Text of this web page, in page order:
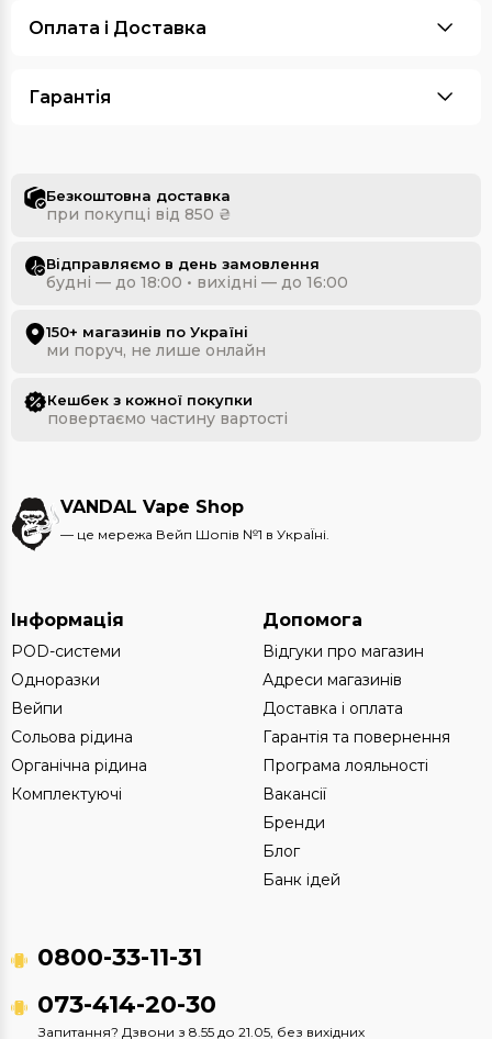
Оплата i Доставка
Гарантія
Безкоштовна доставка
при покупці від 850 ₴
Відправляємо в день замовлення
будні — до 18:00 • вихідні — до 16:00
150+ магазинів по Україні
ми поруч, не лише онлайн
Кешбек з кожної покупки
повертаємо частину вартості
VANDAL Vape Shop
— це мережа Вейп Шопів №1 в УкраЇні.
Інформація
POD-системи
Одноразки
Вейпи
Сольова рідина
Органічна рідина
Комплектуючі
Допомога
Відгуки про магазин
Адреси магазинів
Доставка і оплата
Гарантія та повернення
Програма лояльності
Вакансії
Бренди
Блог
Банк ідей
0800-33-11-31
073-414-20-30
Запитання? Дзвони з 8.55 до 21.05, без вихідних